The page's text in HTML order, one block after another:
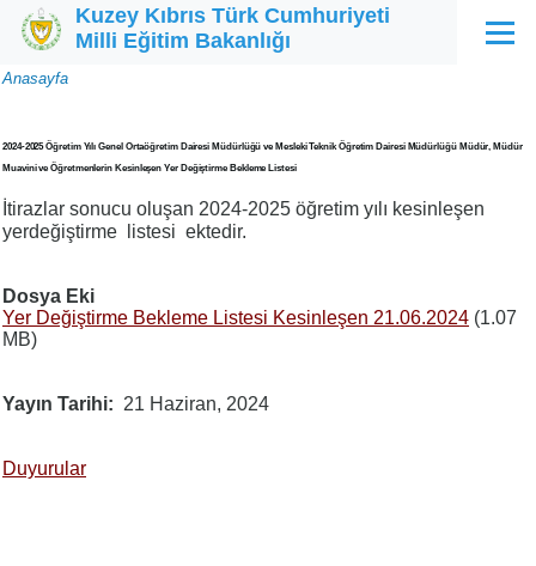
Ana içeriğe atla
Kuzey Kıbrıs Türk Cumhuriyeti
Milli Eğitim Bakanlığı
Menü
Sayfa
Anasayfa
2024-2025 Öğretim Yılı Genel Ortaöğretim Dairesi Müdürlüğü ve Mesleki Teknik Öğretim Dairesi Müdürlüğü Müdür, Müdür
Muavini ve Öğretmenlerin Kesinleşen Yer Değiştirme Bekleme Listesi
İtirazlar sonucu oluşan 2024-2025 öğretim yılı kesinleşen
yerdeğiştirme listesi ektedir.
Dosya Eki
Yer Değiştirme Bekleme Listesi Kesinleşen 21.06.2024 (1.07
MB)
Yayın Tarihi 21 Haziran, 2024
Duyurular